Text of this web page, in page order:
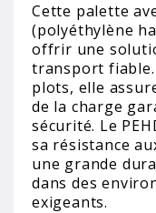
Cette palette
(polyéthylène
offrir une
transport fiable.
plots, elle
de la charge
sécurité. Le
sa résistance
une grande
dans des
exigeants.